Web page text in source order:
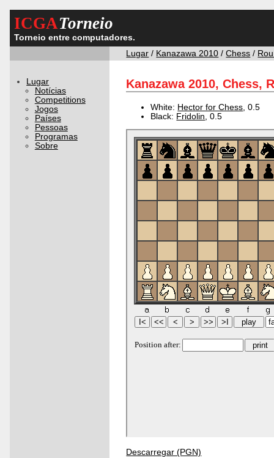
ICGATorneio
Torneio entre computadores.
Lugar / Kanazawa 2010 /Chess /
Lugar
Notícias
Competitions
Jogos
Países
Pessoas
Programas
Sobre
Kanazawa 2010, Chess,
White: Hector for Chess , 0.5
Black: Fridolin , 0.5
Descarregar (PGN)